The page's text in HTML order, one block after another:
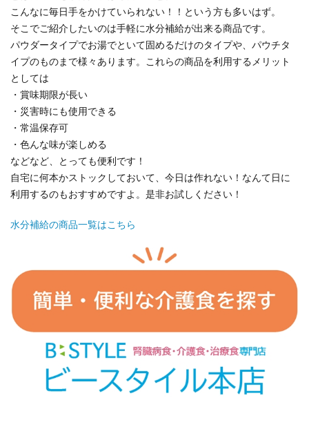
こんなに毎日手をかけていられない！！という方も多いはず。
そこでご紹介したいのは手軽に水分補給が出来る商品です。
パウダータイプでお湯でといて固めるだけのタイプや、パウチタ
イプのものまで様々あります。これらの商品を利用するメリット
としては
・賞味期限が長い
・災害時にも使用できる
・常温保存可
・色んな味が楽しめる
などなど、とっても便利です！
自宅に何本かストックしておいて、今日は作れない！なんて日に
利用するのもおすすめですよ。是非お試しください！
水分補給の商品一覧はこちら